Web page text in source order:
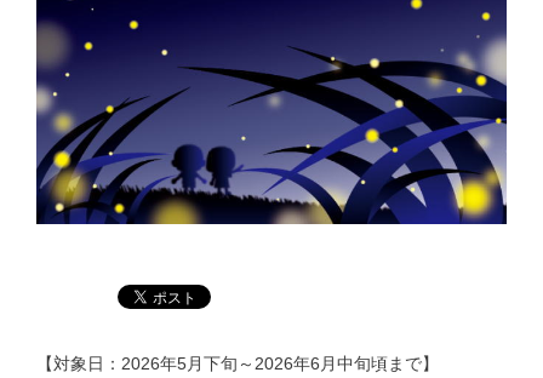
【対象日：2026年5月下旬～2026年6月中旬頃まで】